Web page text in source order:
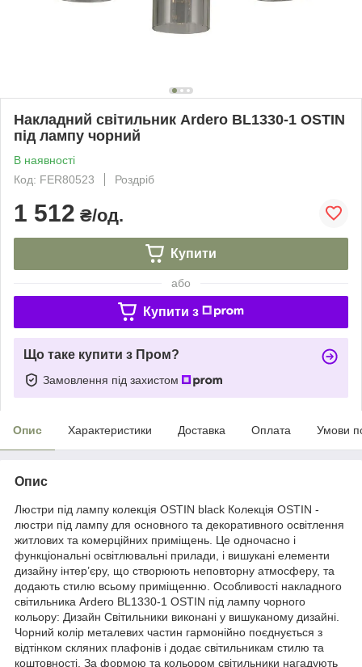
Накладний світильник Ardero BL1330-1 OSTIN
під лампу чорний
В наявності
Код: FER80523
Роздріб
1 512 ₴/од.
Купити
або
Купити з
Що таке купити з Пром?
Замовлення під захистом
Опис Характеристики Доставка Оплата Умови
Опис
Люстри під лампу колекція OSTIN black Колекція OSTIN -
люстри під лампу для основного та декоративного освітлення
житлових та комерційних приміщень. Це одночасно і
функціональні освітлювальні прилади, і вишукані елементи
дизайну інтер’єру, що створюють неповторну атмосферу, та
додають стилю всьому приміщенню. Особливості накладного
світильника Ardero BL1330-1 OSTIN під лампу чорного
кольору: Дизайн Світильники виконані у вишуканому дизайні.
Чорний колір металевих частин гармонійно поєднується з
відтінком скляних плафонів і додає світильникам стилю та
коштовності. За формою та кольором світильники нагадують